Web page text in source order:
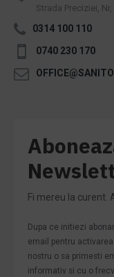
Strada Preciziei,
0314 100 110
0740 230 170
Fi mereu la curent.
Dupa ce initiezi
email pentru
nostru o sa primesti
informativ si cu o